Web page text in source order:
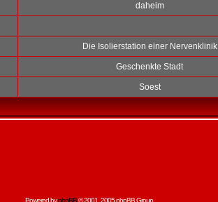
daheim
Die Isolierstation einer Nervenklinik
Geschenkte Stadt
Soest
Powered byphpBB© 2001, 2005 phpBB Group